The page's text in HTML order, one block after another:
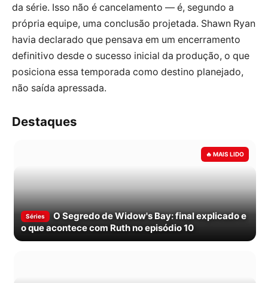
da série. Isso não é cancelamento — é, segundo a
própria equipe, uma conclusão projetada. Shawn Ryan
havia declarado que pensava em um encerramento
definitivo desde o sucesso inicial da produção, o que
posiciona essa temporada como destino planejado,
não saída apressada.
Destaques
Séries
O Segredo de Widow's Bay: final explicado e
o que acontece com Ruth no episódio 10